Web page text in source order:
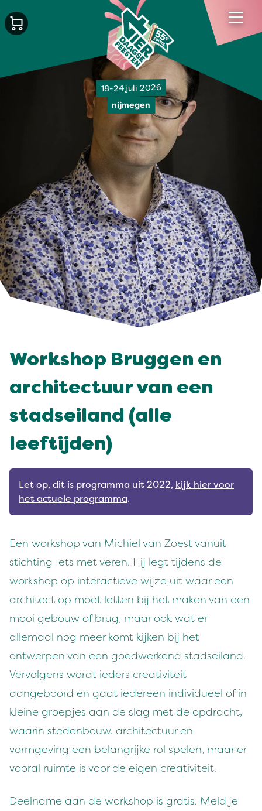
18-24 juli 2026
nijmegen
Workshop Bruggen en
architectuur van een
stadseiland (alle
leeftijden)
Let op, dit is programma uit 2022, kijk hier voor
het actuele programma.
Een workshop van Michiel van Zoest vanuit
stichting Iets met veren. Hij legt tijdens de
workshop op interactieve wijze uit waar een
architect op moet letten bij het maken van een
mooi gebouw of brug, maar ook wat er
allemaal nog meer komt kijken bij het
ontwerpen van een goedwerkend stadseiland.
Vervolgens wordt ieders creativiteit
aangeboord en gaat iedereen individueel of in
kleine groepjes aan de slag met de opdracht,
waarin stedenbouw, architectuur en
vormgeving een belangrijke rol spelen, maar er
vooral ruimte is voor de eigen creativiteit.
Deelname aan de workshop is gratis. Meld je